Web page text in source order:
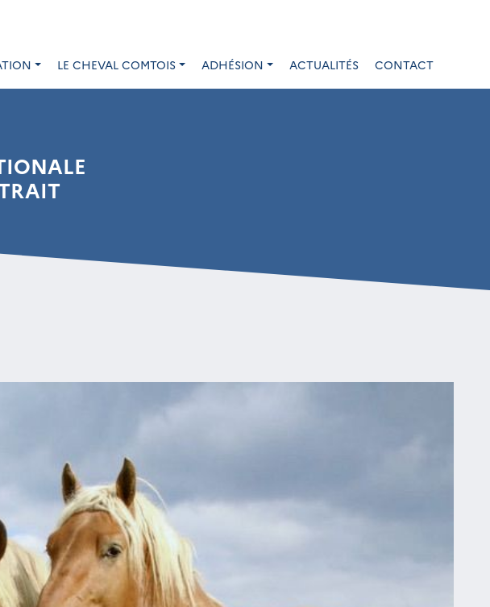
LE CHEVAL COMTOIS ADHÉSION ACTUALITÉS CONTACT